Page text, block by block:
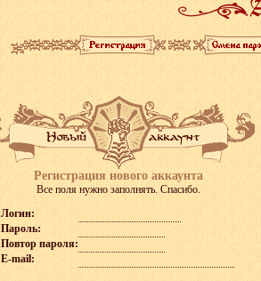
Регистрация нового аккаунта
Все поля нужно заполнять. Спасибо.
Логин:
Пароль:
Повтор пароля:
E-mail: